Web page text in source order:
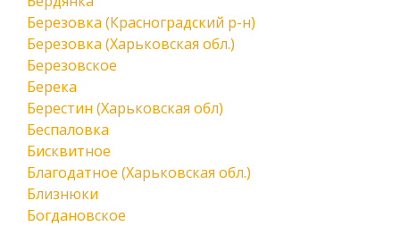
Березовка (Красноградский р-н)
Березовка (Харьковская обл.)
Березовское
Берека
Берестин (Харьковская обл)
Беспаловка
Бисквитное
Благодатное (Харьковская обл.)
Близнюки
Богдановское